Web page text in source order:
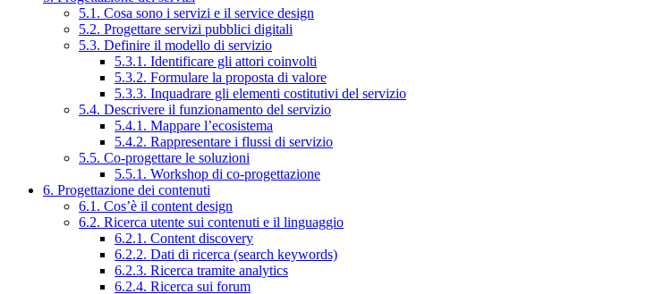
5.1. Cosa sono i servizi e il service design
5.2. Progettare servizi pubblici digitali
5.3. Definire il modello di servizio
5.3.1. Identificare gli attori coinvolti
5.3.2. Formulare la proposta di valore
5.3.3. Inquadrare gli elementi costitutivi del servizio
5.4. Descrivere il funzionamento del servizio
5.4.1. Mappare l’ecosistema
5.4.2. Rappresentare i flussi di servizio
5.5. Co-progettare le soluzioni
5.5.1. Workshop di co-progettazione
6. Progettazione dei contenuti
6.1. Cos’è il content design
6.2. Ricerca utente sui contenuti e il linguaggio
6.2.1. Content discovery
6.2.2. Dati di ricerca (search keywords)
6.2.3. Ricerca tramite analytics
6.2.4. Ricerca sui forum